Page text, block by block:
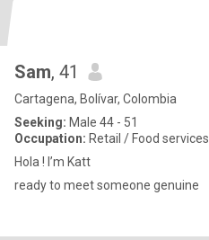
Sam, 41
Cartagena, Bolívar, Colombia
Seeking: Male 44 - 51
Occupation: Retail / Food services
Hola ! I’m Katt
ready to meet someone genuine